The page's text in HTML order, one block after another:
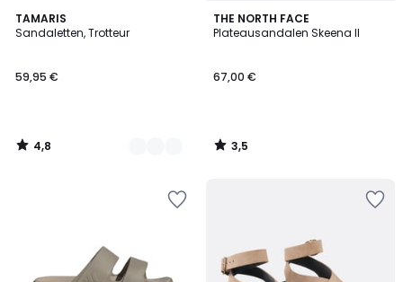
TAMARIS
Sandaletten, Trotteur
59,95 €
4,8
/ 5
2
Farben
4,8
/
THE NORTH FACE
Plateausandalen Skeena II
67,00 €
3,5
/ 5
3,5
/